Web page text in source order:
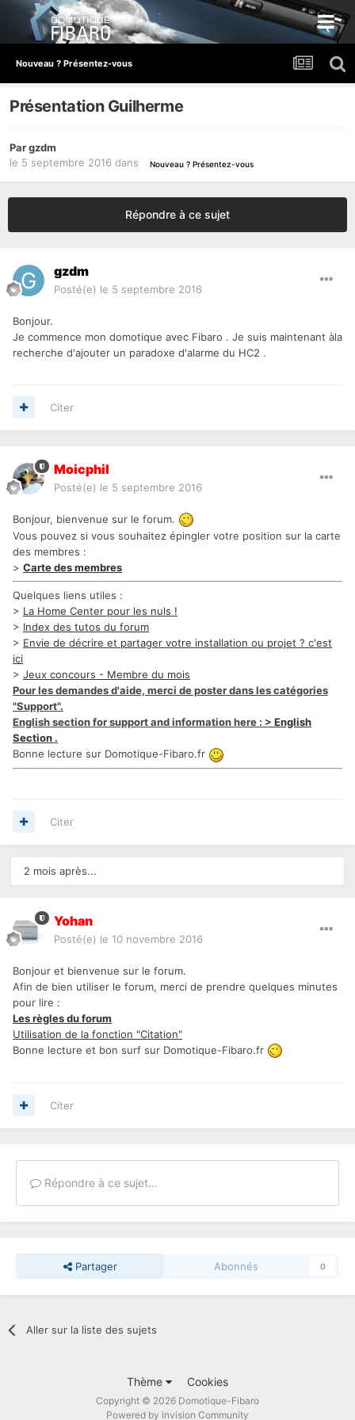
Nouveau ? Présentez-vous
Présentation Guilherme
Pargzdm
le 5 septembre 2016 dans Nouveau ? Présentez-vous
Répondre à ce sujet
gzdm
Posté(e) le 5 septembre 2016
Bonjour.
Je commence mon domotique avec Fibaro . Je suis maintenant àla
recherche d'ajouter un paradoxe d'alarme du HC2 .
Citer
Moicphil
Posté(e) le 5 septembre 2016
Bonjour, bienvenue sur le forum.
Vous pouvez si vous souhaitez épingler votre position sur la carte
des membres :
> Carte des membres
Quelques liens utiles :
> La Home Center pour les nuls !
> Index des tutos du forum
> Envie de décrire et partager votre installation ou projet ? c'est
ici
> Jeux concours - Membre du mois
Pour les demandes d'aide, merci de poster dans les catégories
"Support".
English section for support and information here : > English
Section .
Bonne lecture sur Domotique-Fibaro.fr
Citer
2 mois après...
Yohan
Posté(e) le 10 novembre 2016
Bonjour et bienvenue sur le forum.
Afin de bien utiliser le forum, merci de prendre quelques minutes
pour lire :
Les règles du forum
Utilisation de la fonction "Citation"
Bonne lecture et bon surf sur Domotique-Fibaro.fr
Citer
Répondre à ce sujet…
Partager Abonnés 0
Aller sur la liste des sujets
Thème Cookies
Copyright © 2026 Domotique-Fibaro
Powered by Invision Community